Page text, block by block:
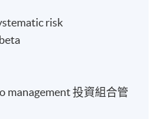
risk
management 投資組合管